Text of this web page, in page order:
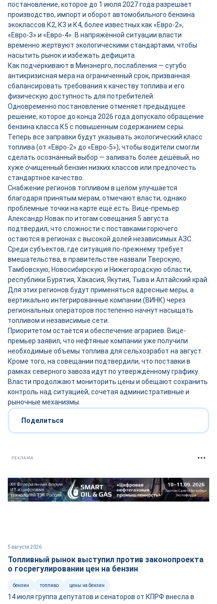
постановление, которое до 1 июля 2027 года разрешает
производство, импорт и оборот автомобильного бензина
экоклассов К2, К3 и К4, более известных как «Евро-2»,
«Евро-3» и «Евро-4». В напряжённой ситуации власти
временно жертвуют экологическими стандартами, чтобы
насытить рынок и избежать дефицита.
Как подчёркивают в Минэнерго, послабления — сугубо
антикризисная мера на ограниченный срок, призванная
сбалансировать требования к качеству топлива и его
физическую доступность для потребителей.
Одновременно постановление отменяет предыдущее
решение, которое до конца 2026 года допускало обращение
бензина класса К5 с повышенным содержанием серы.
Теперь все заправки будут указывать экологический класс
топлива (от «Евро-2» до «Евро-5»), чтобы водители смогли
сделать осознанный выбор — заливать более дешёвый, но
хуже очищенный бензин низких классов или предпочесть
стандартное качество.
Снабжение регионов топливом в целом улучшается
благодаря принятым мерам, отмечают власти, однако
проблемные точки на карте ещё есть. Вице-премьер
Александр Новак по итогам совещания 5 августа
подтвердил, что сложности с поставками горючего
остаются в регионах с высокой долей независимых АЗС.
Среди субъектов, где ситуация по-прежнему требует
вмешательства, в правительстве назвали Тверскую,
Тамбовскую, Новосибирскую и Нижегородскую области,
республики Бурятия, Хакасия, Якутия, Тыва и Алтайский край.
Для этих регионов будут применяться адресные меры, а
вертикально интегрированные компании (ВИНК) через
региональных операторов постепенно начнут насыщать
топливом и независимые сети.
Приоритетом остаётся и обеспечение аграриев. Вице-
премьер заявил, что нефтяные компании уже получили
необходимые объемы топлива для сельхозработ на август.
Кроме того, на совещании подтвердили, что поставки в
рамках северного завоза идут по утверждённому графику.
Власти продолжают мониторить цены и обещают сохранить
контроль над ситуацией, сочетая административные и
рыночные механизмы.
Поделиться
РЕКЛАМА
5 августа 2026
Топливный рынок выступил против законопроекта
о госрегулировании цен на бензин
бензин топливо цены на бензин
14 июля группа депутатов и сенаторов от КПРФ внесла в